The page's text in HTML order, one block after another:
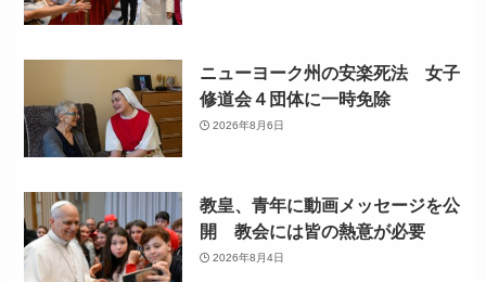
ニューヨーク州の安楽死法 女子
修道会４団体に一時免除
2026年8月6日
教皇、青年に動画メッセージを公
開 教会には皆の熱意が必要
2026年8月4日